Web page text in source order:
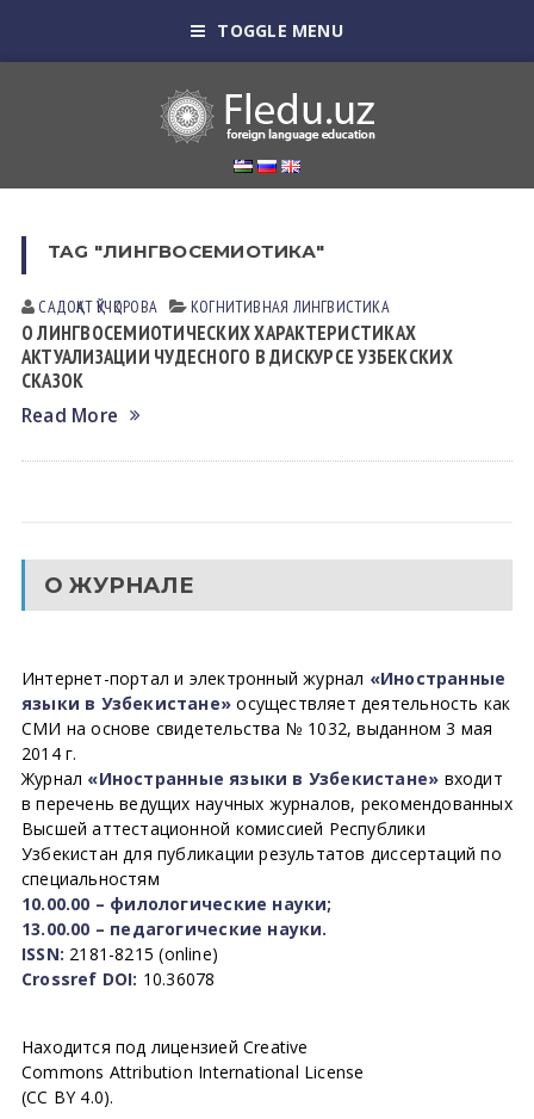
TOGGLE MENU
TAG "ЛИНГВОСЕМИОТИКА"
САДОҚАТ ҚЎЧҚОРОВА КОГНИТИВНАЯ ЛИНГВИСТИКА
О ЛИНГВОСЕМИОТИЧЕСКИХ ХАРАКТЕРИСТИКАХ
АКТУАЛИЗАЦИИ ЧУДЕСНОГО В ДИСКУРСЕ УЗБЕКСКИХ
СКАЗОК
Read More
О ЖУРНАЛЕ
Интернет-портал и электронный журнал «Иностранные
языки в Узбекистане» осуществляет деятельность как
СМИ на основе свидетельства № 1032, выданном 3 мая
2014 г.
Журнал «Иностранные языки в Узбекистане» входит
в перечень ведущих научных журналов, рекомендованных
Высшей аттестационной комиссией Республики
Узбекистан для публикации результатов диссертаций по
специальностям
10.00.00 – филологические науки;
13.00.00 – педагогические науки.
ISSN: 2181-8215 (online)
Crossref DOI: 10.36078
Находится под лицензией Creative
Commons Attribution International License
(CC BY 4.0).